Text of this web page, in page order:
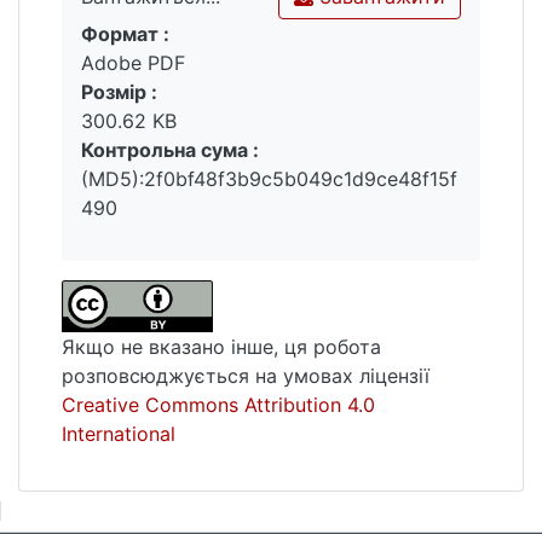
Вантажиться...
Формат :
Adobe PDF
Розмір :
300.62 KB
Контрольна сума :
(MD5):2f0bf48f3b9c5b049c1d9ce48f15f
490
Якщо не вказано інше, ця робота
розповсюджується на умовах ліцензії
Creative Commons Attribution 4.0
International